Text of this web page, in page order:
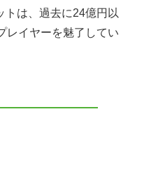
トは、過去に24億円以
レイヤーを魅了してい